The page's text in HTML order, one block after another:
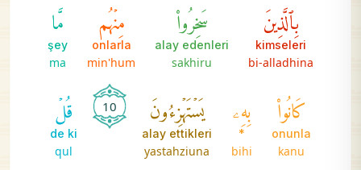
بِٱلَّذِينَ
kimseleri
bi-alladhina
سَخِرُواْ
alay edenleri
sakhiru
مِنۡهُم
onlarla
min'hum
مَّا
şey
ma
كَانُواْ
onunla
kanu
بِهِۦ
*
bihi
يَسۡتَهۡزِءُونَ
alay ettikleri
yastahziuna
10 قُلۡ
de ki
qul